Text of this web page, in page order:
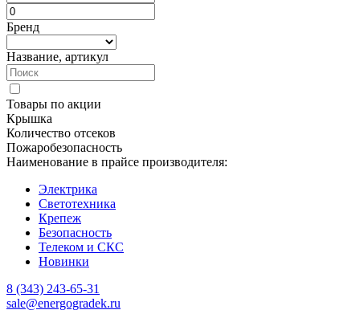
Бренд
Название, артикул
Товары по акции
Крышка
Количество отсеков
Пожаробезопасность
Наименование в прайсе производителя:
Электрика
Светотехника
Крепеж
Безопасность
Телеком и СКС
Новинки
8 (343) 243-65-31
sale@energogradek.ru